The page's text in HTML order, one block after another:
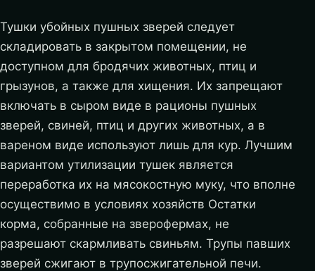
Тушки убойных пушных зверей следует
складировать в закрытом помещении, не
доступном для бродячих животных, птиц и
грызунов, а также для хищения. Их запрещают
включать в сыром виде в рационы пушных
зверей, свиней, птиц и других животных, а в
вареном виде используют лишь для кур. Лучшим
вариантом утилизации тушек является
переработка их на мясокостную муку, что вполне
осуществимо в условиях хозяйств Остатки
корма, собранные на зверофермах, не
разрешают скармливать свиньям. Трупы павших
зверей сжигают в трупосжигательной печи.